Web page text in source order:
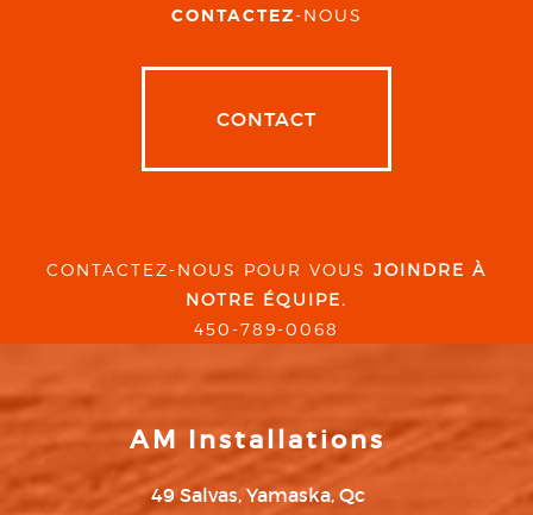
CONTACTEZ-NOUS
CONTACT
CONTACTEZ-NOUS POUR VOUS JOINDRE À
NOTRE ÉQUIPE.
450-789-0068
AM Installations
49 Salvas, Yamaska, Qc